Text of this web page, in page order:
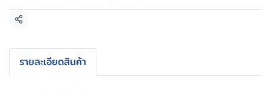
แชร์
รายละเอียดสินค้า